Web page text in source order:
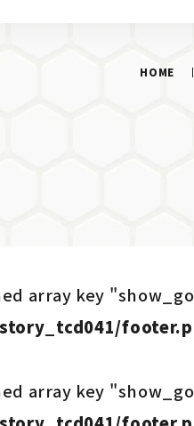
HOME
array key
array key